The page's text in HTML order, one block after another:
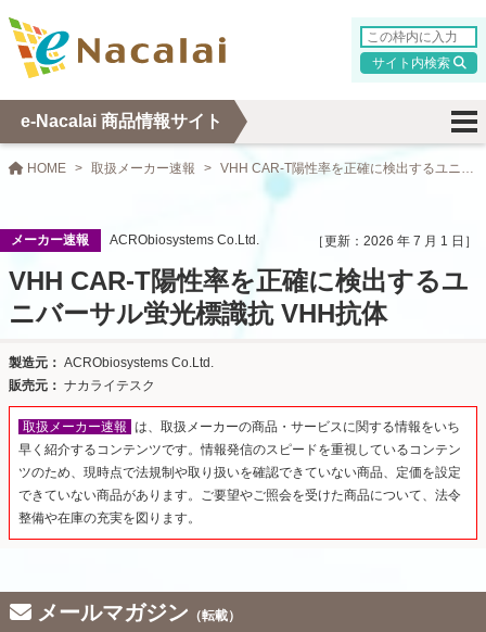
検索
e-Nacalai 商品情報サイト
HOME 取扱メーカー速報 VHH CAR-T陽性率を正確に検出するユニバーサル蛍光標識抗 VHH抗体
メーカー速報 ACRObiosystems Co.Ltd. 2026 年 7 月 1 日
VHH CAR-T陽性率を正確に検出するユ
ニバーサル蛍光標識抗 VHH抗体
ACRObiosystems Co.Ltd.
ナカライテスク
取扱メーカー速報 は、取扱メーカーの商品・サービスに関する情報をいち
早く紹介するコンテンツです。情報発信のスピードを重視しているコンテン
ツのため、現時点で法規制や取り扱いを確認できていない商品、定価を設定
できていない商品があります。ご要望やご照会を受けた商品について、法令
整備や在庫の充実を図ります。
メールマガジン （転載）